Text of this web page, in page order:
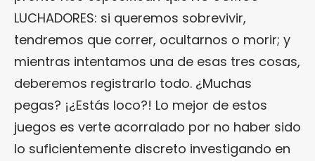
LUCHADORES: si queremos sobrevivir,
tendremos que correr, ocultarnos o morir; y
mientras intentamos una de esas tres cosas,
deberemos registrarlo todo. ¿Muchas
pegas? ¡¿Estás loco?! Lo mejor de estos
juegos es verte acorralado por no haber sido
lo suficientemente discreto investigando en